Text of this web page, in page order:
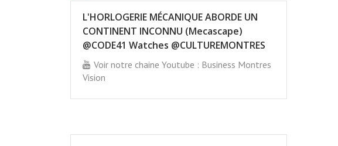
L'HORLOGERIE MÉCANIQUE ABORDE UN
CONTINENT INCONNU (Mecascape)
@CODE41 Watches @CULTUREMONTRES
Voir notre chaine Youtube : Business Montres
Vision